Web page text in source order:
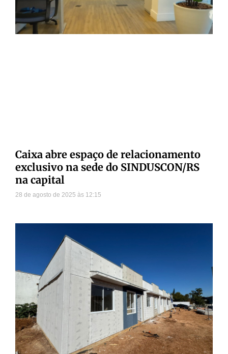
Caixa abre espaço de relacionamento
exclusivo na sede do SINDUSCON/RS
na capital
28 de agosto de 2025 12:15